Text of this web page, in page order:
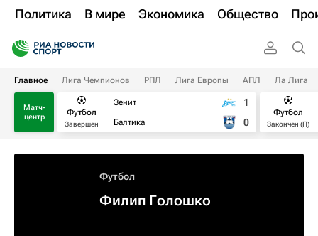
Политика В мире Экономика Общество
Главное Лига Чемпионов РПЛ Лига Европы АПЛ Ла Лига
Матч-
центр
Футбол
Завершен
Зенит
Балтика
1
0
Футбол
Закончен (П)
Футбол
Филип Голошко